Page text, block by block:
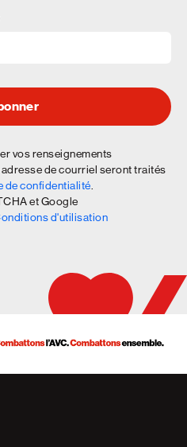
vos renseignements
de courriel seront traités
de confidentialité
et Google
d'utilisation